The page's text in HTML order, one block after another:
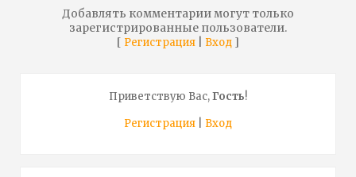
Добавлять комментарии могут только
зарегистрированные пользователи.
[ Регистрация Вход ]
Приветствую Вас,Гость!
Регистрация
Вход